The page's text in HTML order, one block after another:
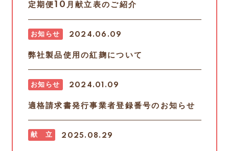
定期便10月献立表のご紹介
2024.06.09
お知らせ
弊社製品使用の紅麹について
2024.01.09
お知らせ
適格請求書発行事業者登録番号のお知らせ
2025.08.29
献 立